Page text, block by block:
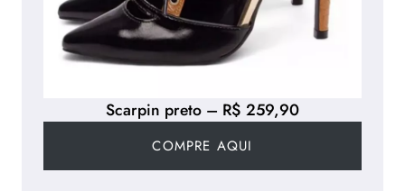
Scarpin preto – R$ 259,90
COMPRE AQUI